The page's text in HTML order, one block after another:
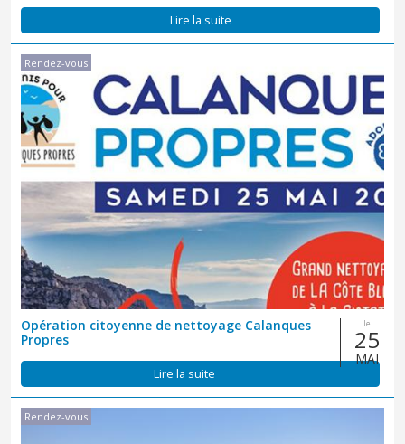
Lire la suite
Rendez-vous
le
25
MAI
Opération citoyenne de nettoyage Calanques
Propres
Lire la suite
Rendez-vous